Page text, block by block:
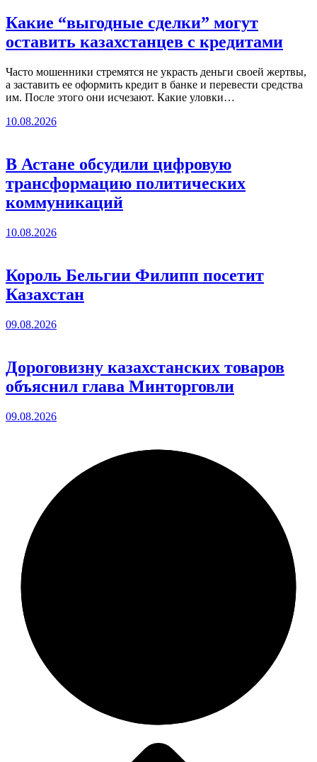
Какие “выгодные сделки” могут
оставить казахстанцев с кредитами
Часто мошенники стремятся не украсть деньги своей жертвы,
а заставить ее оформить кредит в банке и перевести средства
им. После этого они исчезают. Какие уловки…
10.08.2026
В Астане обсудили цифровую
трансформацию политических
коммуникаций
10.08.2026
Король Бельгии Филипп посетит
Казахстан
09.08.2026
Дороговизну казахстанских товаров
объяснил глава Минторговли
09.08.2026